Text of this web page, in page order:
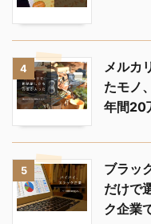
4
メルカ
たモノ
年間20
5
ブラッ
だけで
ク企業